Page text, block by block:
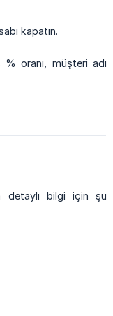
kapatın.
% oranı, müşteri adı
detaylı bilgi için şu